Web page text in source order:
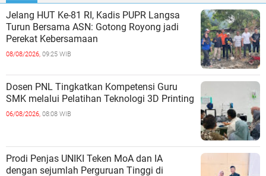
Jelang HUT Ke-81 RI, Kadis PUPR Langsa
Turun Bersama ASN: Gotong Royong jadi
Perekat Kebersamaan
08/08/2026, 09:25 WIB
Dosen PNL Tingkatkan Kompetensi Guru
SMK melalui Pelatihan Teknologi 3D Printing
06/08/2026, 08:08 WIB
Prodi Penjas UNIKI Teken MoA dan IA
dengan sejumlah Perguruan Tinggi di